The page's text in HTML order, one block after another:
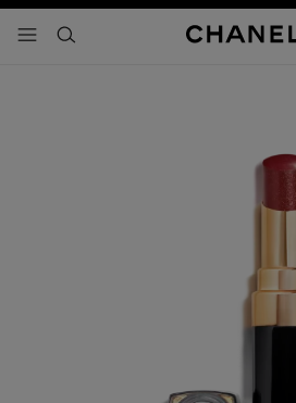
メニュー - メインナビゲーション
- メインナビゲーション
検索